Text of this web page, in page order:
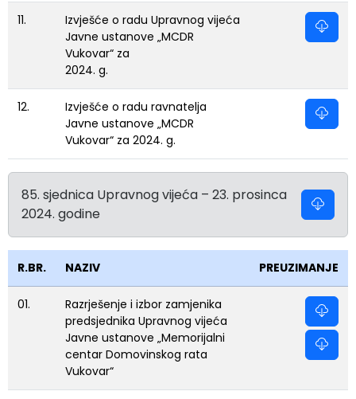
11.
Izvješće o radu Upravnog vijeća
Javne ustanove „MCDR
Vukovar“ za
2024. g.
12.
Izvješće o radu ravnatelja
Javne ustanove „MCDR
Vukovar“ za 2024. g.
85. sjednica Upravnog vijeća – 23. prosinca
2024. godine
R.BR. NAZIV PREUZIMANJE
01.
Razrješenje i izbor zamjenika
predsjednika Upravnog vijeća
Javne ustanove „Memorijalni
centar Domovinskog rata
Vukovar“